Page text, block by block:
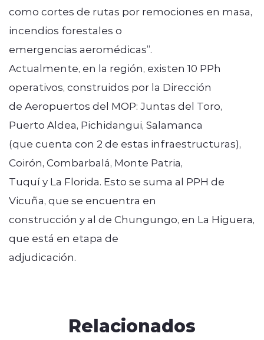
como cortes de rutas por remociones en masa,
incendios forestales o
emergencias aeromédicas”.
Actualmente, en la región, existen 10 PPh
operativos, construidos por la Dirección
de Aeropuertos del MOP: Juntas del Toro,
Puerto Aldea, Pichidangui, Salamanca
(que cuenta con 2 de estas infraestructuras),
Coirón, Combarbalá, Monte Patria,
Tuquí y La Florida. Esto se suma al PPH de
Vicuña, que se encuentra en
construcción y al de Chungungo, en La Higuera,
que está en etapa de
adjudicación.
Relacionados